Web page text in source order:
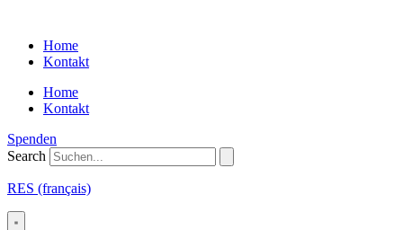
contentHome
Kontakt
Home
Kontakt
Spenden
Search
RES (français)